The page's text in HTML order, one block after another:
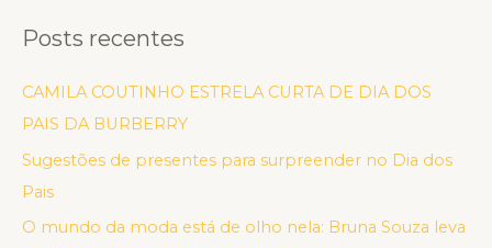
Posts recentes
CAMILA COUTINHO ESTRELA CURTA DE DIA DOS
PAIS DA BURBERRY
Sugestões de presentes para surpreender no Dia dos
Pais
O mundo da moda está de olho nela: Bruna Souza leva